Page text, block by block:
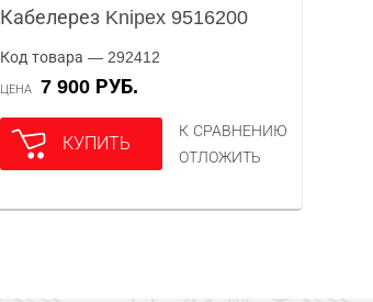
Кабелерез Knipex 9516200
Код товара — 292412
ЦЕНА 7 900 РУБ.
КУПИТЬ
К СРАВНЕНИЮ
ОТЛОЖИТЬ